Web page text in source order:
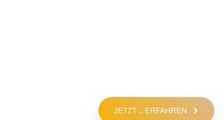
JETZT .. ERFAHREN